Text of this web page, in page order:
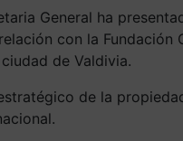
General ha
con la Fundación
de Valdivia.
de la